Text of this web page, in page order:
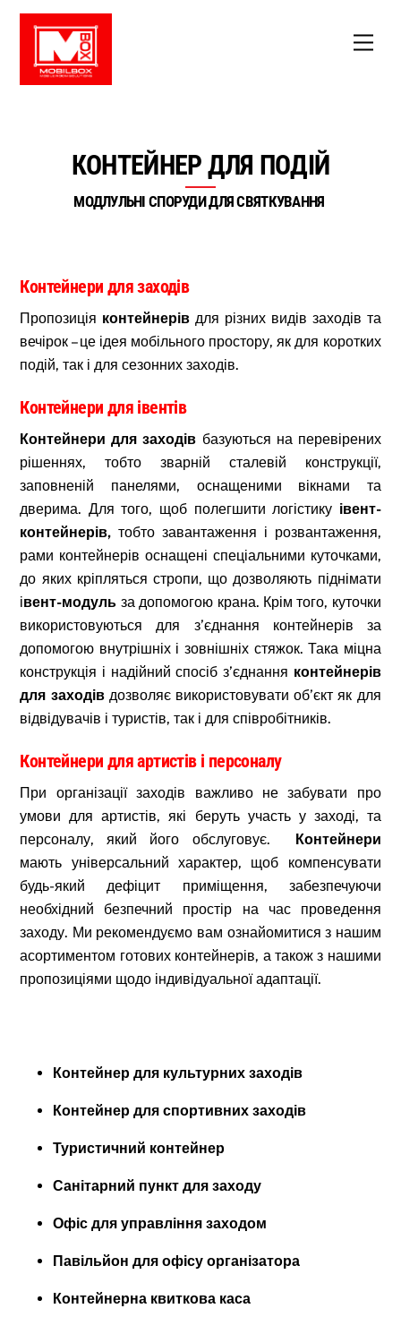
Skip
content
КОНТЕЙНЕР ДЛЯ ПОДІЙ
МОДЛУЛЬНІ СПОРУДИ ДЛЯ СВЯТКУВАННЯ
Контейнери для заходів
Пропозиція контейнерівдля різних видів заходів та
вечірок – це ідея мобільного простору, як для коротких
подій, так і для сезонних заходів.
Контейнери для івентів
Контейнери для заходів базуються на перевірених
рішеннях, тобто зварній сталевій конструкції,
заповненій панелями, оснащеними вікнами та
дверима. Для того, щоб полегшити логістику івент-
контейнерів, тобто завантаження і розвантаження,
рами контейнерів оснащені спеціальними куточками,
до яких кріпляться стропи, що дозволяють піднімати
івент-модуль за допомогою крана. Крім того, куточки
використовуються для з’єднання контейнерів за
допомогою внутрішніх і зовнішніх стяжок. Така міцна
конструкція і надійний спосіб з’єднання контейнерів
для заходівдозволяє використовувати об’єкт як для
відвідувачів і туристів, так і для співробітників.
Контейнери для артистів і персоналу
При організації заходів важливо не забувати про
умови для артистів, які беруть участь у заході, та
персоналу, який його обслуговує.
Контейнери
мають універсальний характер, щоб компенсувати
будь-який дефіцит приміщення, забезпечуючи
необхідний безпечний простір на час проведення
заходу. Ми рекомендуємо вам ознайомитися з нашим
асортиментом готових контейнерів, а також з нашими
пропозиціями щодо індивідуальної адаптації.
Контейнер для культурних заходів
Контейнер для спортивних заходів
Туристичний контейнер
Санітарний пункт для заходу
Офіс для управління заходом
Павільйон для офісу організатора
Контейнерна квиткова каса